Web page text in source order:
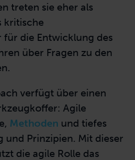
treten sie eher als
kritische
für die Entwicklung des
über Fragen zu den
verfügt über einen
Agile
Methoden und tiefes
und Prinzipien. Mit dieser
die agile Rolle das